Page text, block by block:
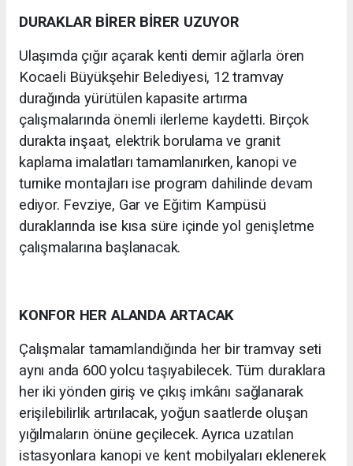
DURAKLAR BİRER BİRER UZUYOR
Ulaşımda çığır açarak kenti demir ağlarla ören
Kocaeli Büyükşehir Belediyesi, 12 tramvay
durağında yürütülen kapasite artırma
çalışmalarında önemli ilerleme kaydetti. Birçok
durakta inşaat, elektrik borulama ve granit
kaplama imalatları tamamlanırken, kanopi ve
turnike montajları ise program dahilinde devam
ediyor. Fevziye, Gar ve Eğitim Kampüsü
duraklarında ise kısa süre içinde yol genişletme
çalışmalarına başlanacak.
KONFOR HER ALANDA ARTACAK
Çalışmalar tamamlandığında her bir tramvay seti
aynı anda 600 yolcu taşıyabilecek. Tüm duraklara
her iki yönden giriş ve çıkış imkânı sağlanarak
erişilebilirlik artırılacak, yoğun saatlerde oluşan
yığılmaların önüne geçilecek. Ayrıca uzatılan
istasyonlara kanopi ve kent mobilyaları eklenerek